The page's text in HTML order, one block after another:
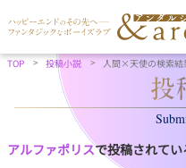
TOP 投稿小説 人間×天使の検索結
アルファポリスで投稿されてい